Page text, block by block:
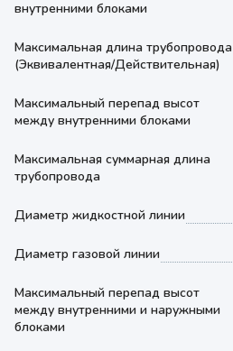
внутренними блоками
Максимальная длина трубопровода
(Эквивалентная/Действительная)
Максимальный перепад высот
между внутренними блоками
Максимальная суммарная длина
трубопровода
Диаметр жидкостной линии
Диаметр газовой линии
Максимальный перепад высот
между внутренними и наружными
блоками